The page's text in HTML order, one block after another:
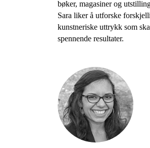
bøker, magasiner og
Sara liker å utforske
kunstneriske uttrykk som
spennende resultater.